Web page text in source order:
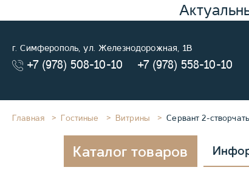
г. Симферополь, ул. Железнодорожная, 1В
+7 (978) 508-10-10 +7 (978) 558-10-10
Главная Гостиные Витрины Сервант 2-
Каталог товаров